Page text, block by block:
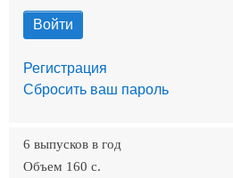
Регистрация
Сбросить ваш пароль
6 выпусков в год
Объем 160 c.